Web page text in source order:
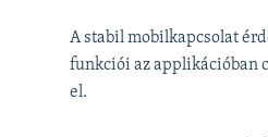
A stabil mobilkapcsolat
funkciói az applikációban
el.